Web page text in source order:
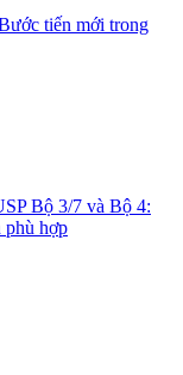
tiến mới trong
Bộ 3/7 và Bộ 4:
phù hợp